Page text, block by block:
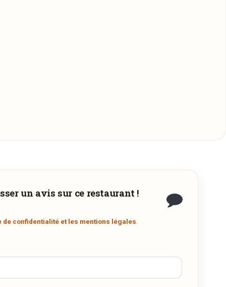
un avis sur ce restaurant !
de confidentialité et les mentions légales